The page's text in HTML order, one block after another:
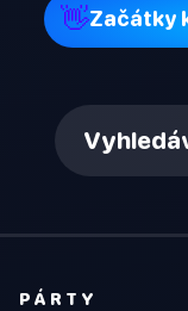
👋Začátky
PÁRTY